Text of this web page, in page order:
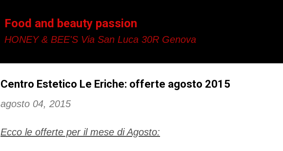
Food and beauty passion
HONEY & BEE'S Via San Luca 30R Genova
Centro Estetico Le Eriche: offerte agosto 2015
agosto 04, 2015
Ecco le offerte per il mese di Agosto: